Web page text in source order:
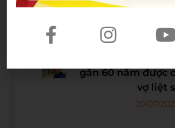
Nguyễn Thảo
gần 60 năm được
vợ liệt
20/07/